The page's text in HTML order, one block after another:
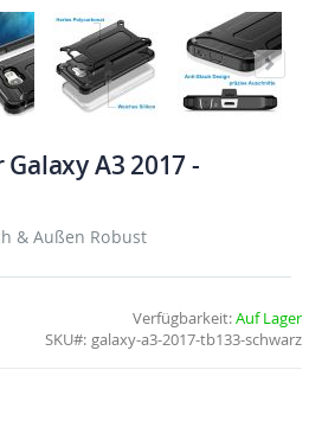
A3 2017 -
& Außen Robust
Verfügbarkeit:Auf Lager
SKU
galaxy-a3-2017-tb133-schwarz